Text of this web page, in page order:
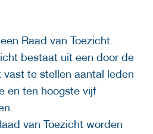
Raad van Toezicht.
bestaat uit een door de
vast te stellen aantal leden
en ten hoogste vijf
van Toezicht worden